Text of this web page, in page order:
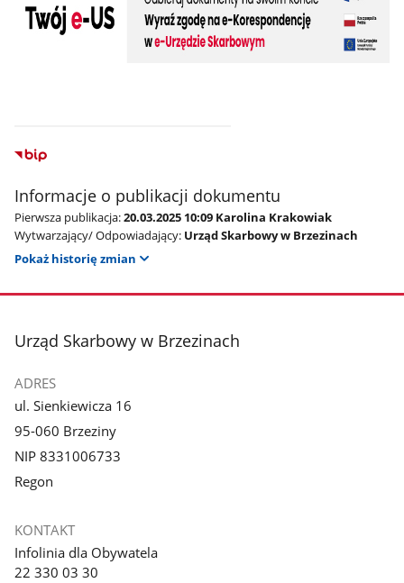
Informacje o publikacji dokumentu
Pierwsza publikacja:20.03.2025 10:09 Karolina Krakowiak
Wytwarzający/ Odpowiadający: Urząd Skarbowy w Brzezinach
Pokaż historię zmian
stopka
Urząd Skarbowy w Brzezinach
ADRES
ul. Sienkiewicza 16
95-060 Brzeziny
NIP 8331006733
Regon
KONTAKT
Infolinia dla Obywatela
22 330 03 30